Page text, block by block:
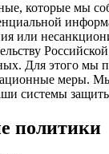
которые мы
или
Для этого мы
меры.
системы
политики